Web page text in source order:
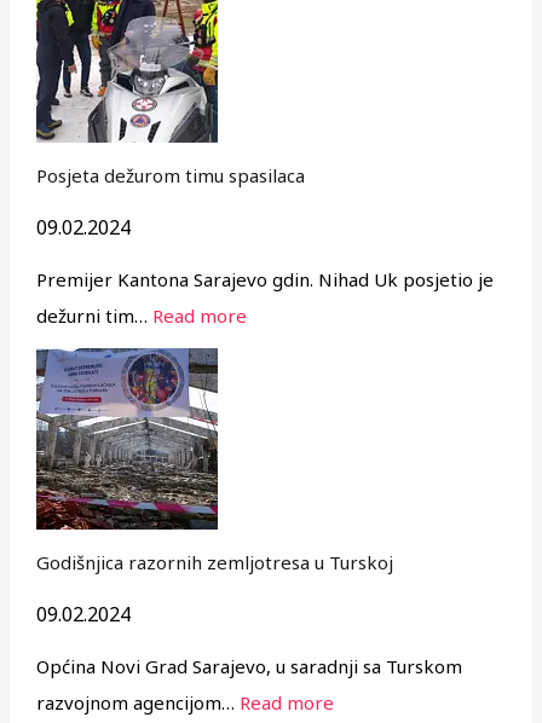
Posjeta dežurom timu spasilaca
09.02.2024
Premijer Kantona Sarajevo gdin. Nihad Uk posjetio je
dežurni tim… Read more
Godišnjica razornih zemljotresa u Turskoj
09.02.2024
Općina Novi Grad Sarajevo, u saradnji sa Turskom
razvojnom agencijom… Read more